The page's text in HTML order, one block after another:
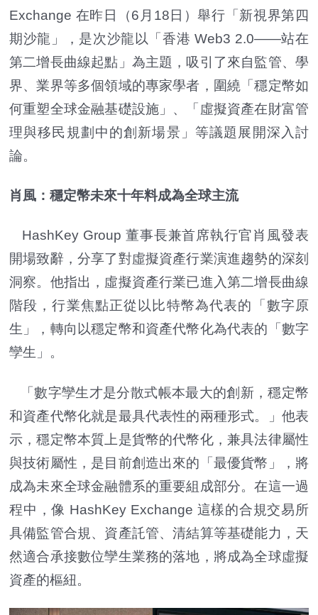
Exchange 在昨日（6月18日）舉行「新視界第四
期沙龍」，是次沙龍 以「香港 Web3 2.0——站在
第二增長曲線起點」為主題，吸引了來自監管、學
界、業界等多個領域的專家學者，圍繞「穩定幣如
何重塑全球金融基礎設施」、「虛擬資產在財富管
理與移民規劃中的創新場景」等議題展開深入討
論。
肖風：穩定幣未來十年料成為全球主流
HashKey Group 董事長兼首席執行官肖風發表
開場致辭，分享了對虛擬資產行業演進趨勢的深刻
洞察。他指出，虛擬資產行業已進入第二增長曲線
階段，行業焦點正從以比特幣為代表的「數字原
生」，轉向以穩定幣和資產代幣化為代表的「數字
孿生」。
「數字孿生才是分散式帳本最大的創新，穩定幣
和資產代幣化就是最具代表性的兩種形式。」他表
示，穩定幣本質上是貨幣的代幣化，兼具法律屬性
與技術屬性，是目前創造出來的「最優貨幣」，將
成為未來全球金融體系的重要組成部分。在這一過
程中，像 HashKey Exchange 這樣的合規交易所
具備監管合規、資產託管、清結算等基礎能力，天
然適合承接數位孿生業務的落地，將成為全球虛擬
資產的樞紐。